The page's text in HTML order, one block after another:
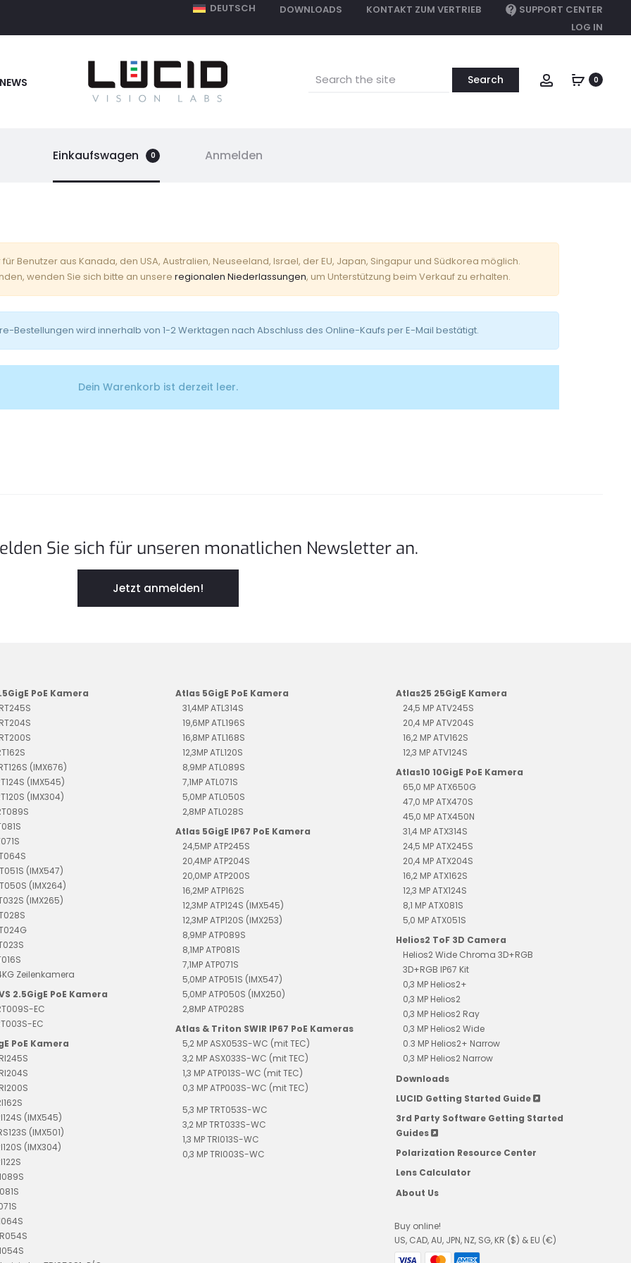
DEUTSCH DOWNLOADS KONTAKT ZUM VERTRIEB
SUPPORT CENTER
LOG IN
NEWS
Search
Account0
Einkaufswagen 0 Anmelden
Benutzer aus Kanada, den USA, Australien, Neuseeland, Israel, der EU, Japan, Singapur und Südkorea möglich.
wenden Sie sich bitte an unsere regionalen Niederlassungen, um Unterstützung beim Verkauf zu erhalten.
Bestellungen wird innerhalb von 1-2 Werktagen nach Abschluss des Online-Kaufs per E-Mail bestätigt.
Dein Warenkorb ist derzeit leer.
Sie sich für unseren monatlichen Newsletter an.
Jetzt anmelden!
PoE Kamera
(IMX676)
(IMX545)
(IMX304)
(IMX547)
(IMX264)
(IMX265)
Zeilenkamera
2.5GigE PoE Kamera
EC
EC
PoE Kamera
(IMX545)
(IMX501)
(IMX304)
Atlas 5GigE PoE Kamera
31,4MP ATL314S
19,6MP ATL196S
16,8MP ATL168S
12,3MP ATL120S
8,9MP ATL089S
7,1MP ATL071S
5,0MP ATL050S
2,8MP ATL028S
Atlas 5GigE IP67 PoE Kamera
24,5MP ATP245S
20,4MP ATP204S
20,0MP ATP200S
16,2MP ATP162S
12,3MP ATP124S (IMX545)
12,3MP ATP120S (IMX253)
8,9MP ATP089S
8,1MP ATP081S
7,1MP ATP071S
5,0MP ATP051S (IMX547)
5,0MP ATP050S (IMX250)
2,8MP ATP028S
Atlas & Triton SWIR IP67 PoE Kameras
5,2 MP ASX053S-WC (mit TEC)
3,2 MP ASX033S-WC (mit TEC)
1,3 MP ATP013S-WC (mit TEC)
0,3 MP ATP003S-WC (mit TEC)
5,3 MP TRT053S-WC
3,2 MP TRT033S-WC
1,3 MP TRI013S-WC
0,3 MP TRI003S-WC
Atlas25 25GigE Kamera
24,5 MP ATV245S
20,4 MP ATV204S
16,2 MP ATV162S
12,3 MP ATV124S
Atlas10 10GigE PoE Kamera
65,0 MP ATX650G
47,0 MP ATX470S
45,0 MP ATX450N
31,4 MP ATX314S
24,5 MP ATX245S
20,4 MP ATX204S
16,2 MP ATX162S
12,3 MP ATX124S
8,1 MP ATX081S
5,0 MP ATX051S
Helios2 ToF 3D Camera
Helios2 Wide Chroma 3D+RGB
3D+RGB IP67 Kit
0,3 MP Helios2+
0,3 MP Helios2
0,3 MP Helios2 Ray
0,3 MP Helios2 Wide
0.3 MP Helios2+ Narrow
0,3 MP Helios2 Narrow
Downloads
LUCID Getting Started Guide
3rd Party Software Getting Started
Guides
Polarization Resource Center
Lens Calculator
About Us
Buy online!
US, CAD, AU, JPN, NZ, SG, KR ($) & EU (€)